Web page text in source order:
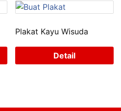
Plakat Kayu Wisuda
Detail